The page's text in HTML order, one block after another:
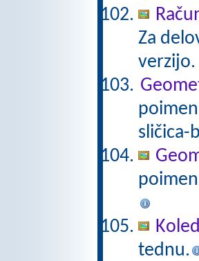
Za
sličica-
tednu.